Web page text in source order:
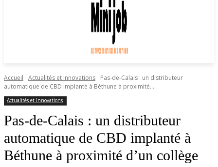
Accueil Actualités et Innovations
Pas-de-Calais : un distributeur
automatique de CBD implanté à Béthune à proximité...
Actualités et Innovations
Pas-de-Calais : un distributeur
automatique de CBD implanté à
Béthune à proximité d’un collège